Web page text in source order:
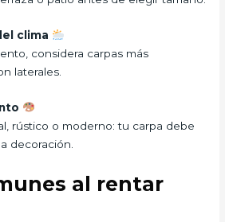
clima
considera carpas más
laterales.
rústico o moderno: tu carpa debe
decoración.
al rentar